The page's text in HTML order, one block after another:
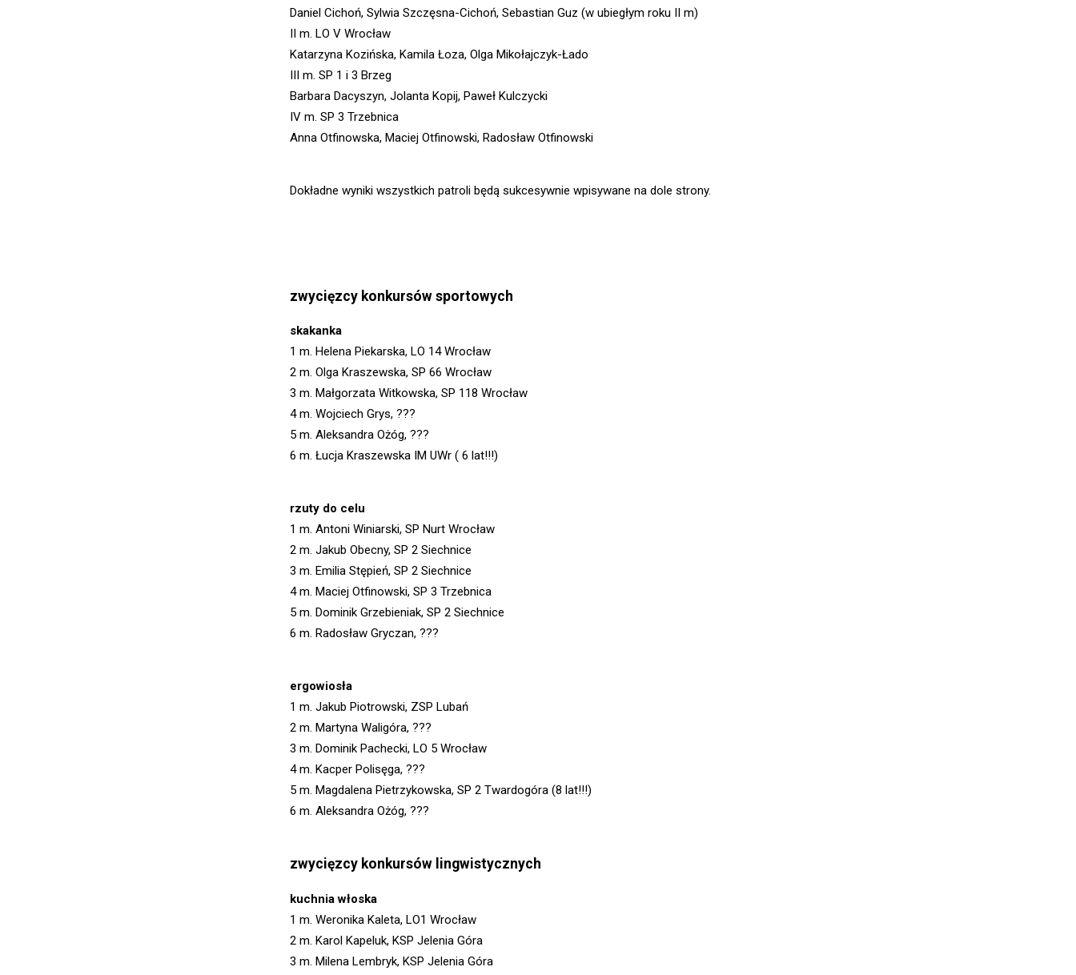
Daniel Cichoń, Sylwia Szczęsna-Cichoń, Sebastian Guz (w ubiegłym roku II m)
II m. LO V Wrocław
Katarzyna Kozińska, Kamila Łoza, Olga Mikołajczyk-Łado
III m. SP 1 i 3 Brzeg
Barbara Dacyszyn, Jolanta Kopij, Paweł Kulczycki
IV m. SP 3 Trzebnica
Anna Otfinowska, Maciej Otfinowski, Radosław Otfinowski
Dokładne wyniki wszystkich patroli będą sukcesywnie wpisywane na dole strony.
zwycięzcy konkursów sportowych
skakanka
1 m. Helena Piekarska, LO 14 Wrocław
2 m. Olga Kraszewska, SP 66 Wrocław
3 m. Małgorzata Witkowska, SP 118 Wrocław
4 m. Wojciech Grys, ???
5 m. Aleksandra Ożóg, ???
6 m. Łucja Kraszewska IM UWr ( 6 lat!!!)
rzuty do celu
1 m. Antoni Winiarski, SP Nurt Wrocław
2 m. Jakub Obecny, SP 2 Siechnice
3 m. Emilia Stępień, SP 2 Siechnice
4 m. Maciej Otfinowski, SP 3 Trzebnica
5 m. Dominik Grzebieniak, SP 2 Siechnice
6 m. Radosław Gryczan, ???
ergowiosła
1 m. Jakub Piotrowski, ZSP Lubań
2 m. Martyna Waligóra, ???
3 m. Dominik Pachecki, LO 5 Wrocław
4 m. Kacper Polisęga, ???
5 m. Magdalena Pietrzykowska, SP 2 Twardogóra (8 lat!!!)
6 m. Aleksandra Ożóg, ???
zwycięzcy konkursów lingwistycznych
kuchnia włoska
1 m. Weronika Kaleta, LO1 Wrocław
2 m. Karol Kapeluk, KSP Jelenia Góra
3 m. Milena Lembryk, KSP Jelenia Góra